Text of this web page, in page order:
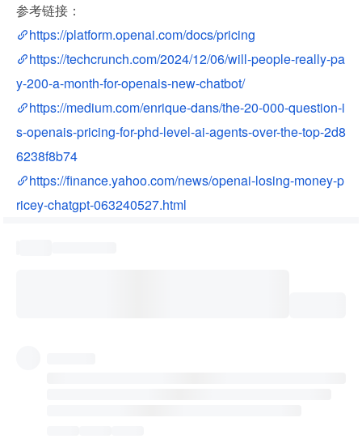
参考链接：
https://platform.openai.com/docs/pricing
https://techcrunch.com/2024/12/06/will-people-really-pa
y-200-a-month-for-openais-new-chatbot/
https://medium.com/enrique-dans/the-20-000-question-i
s-openais-pricing-for-phd-level-ai-agents-over-the-top-2d8
6238f8b74
https://finance.yahoo.com/news/openai-losing-money-p
ricey-chatgpt-063240527.html